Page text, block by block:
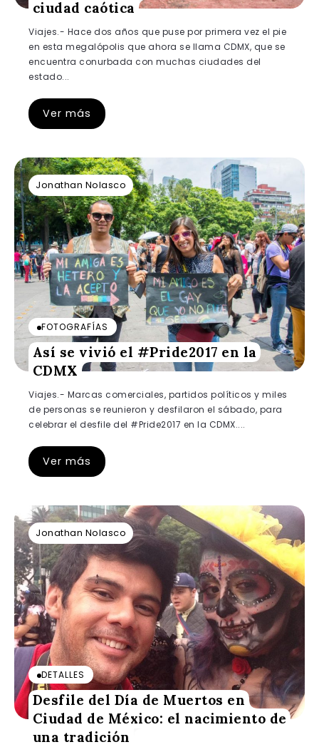
ciudad caótica
Viajes.- Hace dos años que puse por primera vez el pie
en esta megalópolis que ahora se llama CDMX, que se
encuentra conurbada con muchas ciudades del
estado...
Ver más
Jonathan Nolasco
FOTOGRAFÍAS
Así se vivió el #Pride2017 en la
CDMX
Viajes.- Marcas comerciales, partidos políticos y miles
de personas se reunieron y desfilaron el sábado, para
celebrar el desfile del #Pride2017 en la CDMX....
Ver más
Jonathan Nolasco
DETALLES
Desfile del Día de Muertos en
Ciudad de México: el nacimiento de
una tradición